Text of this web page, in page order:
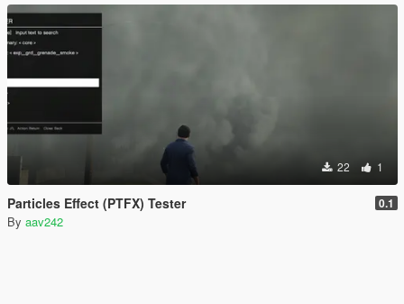
22 1
Particles Effect (PTFX) Tester 0.1
By aav242